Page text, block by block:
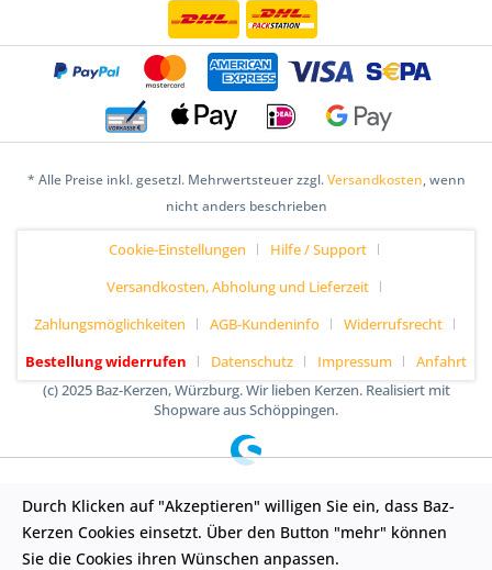
* Alle Preise inkl. gesetzl. Mehrwertsteuer zzgl.Versandkosten, wenn
nicht anders beschrieben
Cookie-Einstellungen
Hilfe / Support
Versandkosten, Abholung und Lieferzeit
Zahlungsmöglichkeiten
AGB-Kundeninfo
Widerrufsrecht
Bestellung widerrufen
Datenschutz Impressum
Anfahrt
(c) 2025 Baz-Kerzen, Würzburg. Wir lieben Kerzen. Realisiert mit
Shopware aus Schöppingen.
Durch Klicken auf "Akzeptieren" willigen Sie ein, dass Baz-
Kerzen Cookies einsetzt. Über den Button "mehr" können
Sie die Cookies ihren Wünschen anpassen.